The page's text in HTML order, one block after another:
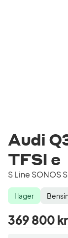
Audi
TFSI e
S Line SONOS
Lagerstatus
I lager
Drivmedel
Växellåda
Mätarställning
Modellår
369 800 kr